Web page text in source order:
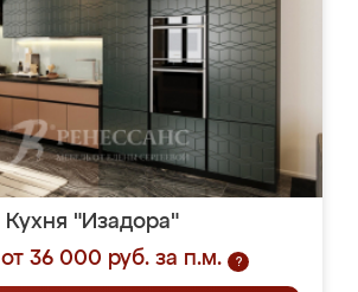
Кухня "Изадора"
36 000 руб. за п.м.
?